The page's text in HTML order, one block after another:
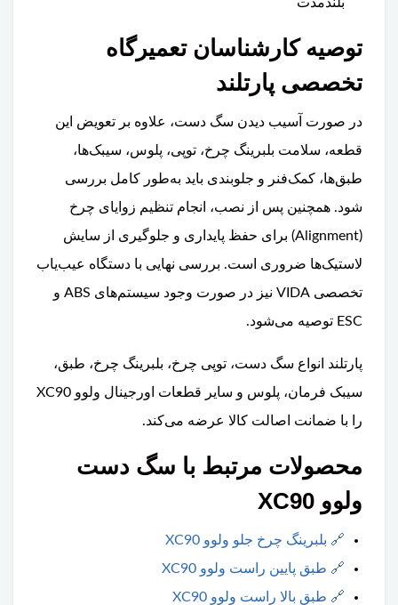
توصیه کارشناسان تعمیرگاه
تخصصی پارتلند
در صورت آسیب دیدن سگ دست، علاوه بر تعویض این
قطعه، سلامت بلبرینگ چرخ، توپی، پلوس، سیبک‌ها،
طبق‌ها، کمک‌فنر و جلوبندی باید به‌طور کامل بررسی
شود. همچنین پس از نصب، انجام تنظیم زوایای چرخ
(Alignment) برای حفظ پایداری و جلوگیری از سایش
لاستیک‌ها ضروری است. بررسی نهایی با دستگاه عیب‌یاب
تخصصی VIDA نیز در صورت وجود سیستم‌های ABS و
ESC توصیه می‌شود.
پارتلند انواع سگ دست، توپی چرخ، بلبرینگ چرخ، طبق،
سیبک فرمان، پلوس و سایر قطعات اورجینال ولوو XC90
را با ضمانت اصالت کالا عرضه می‌کند.
محصولات مرتبط با سگ دست
ولوو XC90
🔗 بلبرینگ چرخ جلو ولوو XC90
🔗 طبق پایین راست ولوو XC90
🔗 طبق بالا راست ولوو XC90